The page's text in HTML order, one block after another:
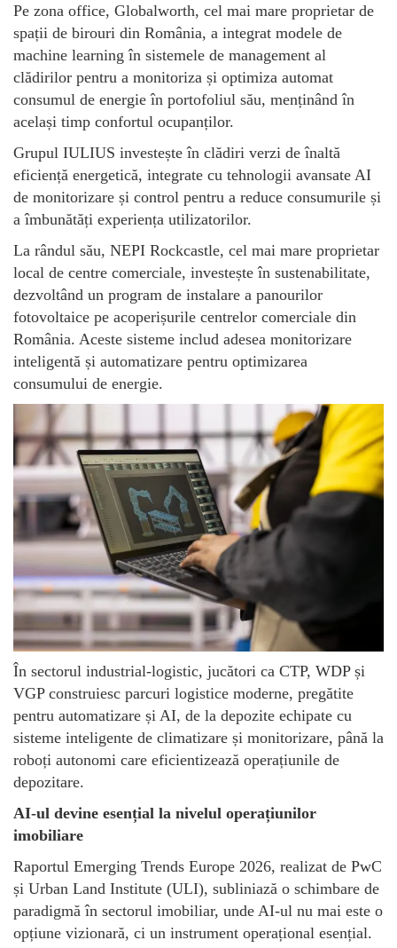
Pe zona office, Globalworth, cel mai mare proprietar de
spații de birouri din România, a integrat modele de
machine learning în sistemele de management al
clădirilor pentru a monitoriza și optimiza automat
consumul de energie în portofoliul său, menținând în
același timp confortul ocupanților.
Grupul IULIUS investește în clădiri verzi de înaltă
eficiență energetică, integrate cu tehnologii avansate AI
de monitorizare și control pentru a reduce consumurile și
a îmbunătăți experiența utilizatorilor.
La rândul său, NEPI Rockcastle, cel mai mare proprietar
local de centre comerciale, investește în sustenabilitate,
dezvoltând un program de instalare a panourilor
fotovoltaice pe acoperișurile centrelor comerciale din
România. Aceste sisteme includ adesea monitorizare
inteligentă și automatizare pentru optimizarea
consumului de energie.
În sectorul industrial-logistic, jucători ca CTP, WDP și
VGP construiesc parcuri logistice moderne, pregătite
pentru automatizare și AI, de la depozite echipate cu
sisteme inteligente de climatizare și monitorizare, până la
roboți autonomi care eficientizează operațiunile de
depozitare.
AI-ul devine esențial la nivelul operațiunilor
imobiliare
Raportul Emerging Trends Europe 2026, realizat de PwC
și Urban Land Institute (ULI), subliniază o schimbare de
paradigmă în sectorul imobiliar, unde AI-ul nu mai este o
opțiune vizionară, ci un instrument operațional esențial.